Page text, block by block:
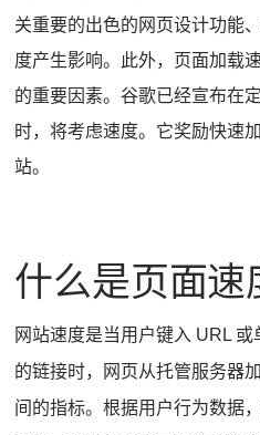
关重要的出色的网页设计功能
度产生影响。 此外，页面加载
的重要因素。谷歌已经宣布在
时，将考虑速度。 它奖励快速
站。
什么是页面速
网站速度是当用户键入 URL
的链接时，网页从托管服务器
间的指标。根据用户行为数据